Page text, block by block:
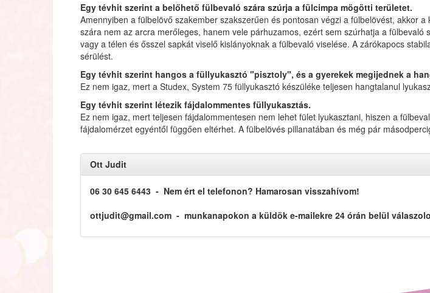
Egy tévhit szerint a belőhető fülbevaló szára szúrja a fülcimpa mögötti területet.
Amennyiben a fülbelövő szakember szakszerűen és pontosan végzi a fülbelövést, akkor
szára nem az arcra merőleges, hanem vele párhuzamos, ezért sem szúrhatja a
vagy a télen és ősszel sapkát viselő kislányoknak a fülbevaló viselése. A zárókapocs
sérülést.
Egy tévhit szerint hangos a füllyukasztó "pisztoly", és a gyerekek megijednek a
Ez nem igaz, mert a Studex, System 75 füllyukasztó készüléke teljesen hangtalanul
Egy tévhit szerint létezik fájdalommentes füllyukasztás.
Ez nem igaz, mert teljesen fájdalommentesen nem lehet fület lyukasztani, hiszen a
fájdalomérzet egyéntől függően eltérhet. A fülbelövés pillanatában és még pár
Ott Judit
06 30 645 6443 - Nem ért el telefonon? Hamarosan visszahívom!
ottjudit@gmail.com - munkanapokon a küldök e-mailekre 24 órán belül